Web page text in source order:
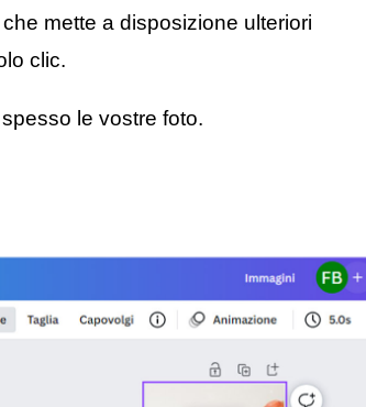
mette a disposizione ulteriori
clic.
le vostre foto.